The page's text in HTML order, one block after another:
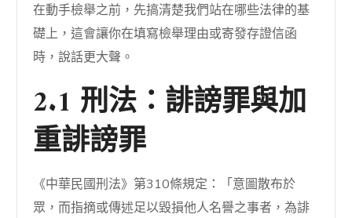
在動手檢舉之前，先搞清楚我們站在哪些法律的基
礎上，這會讓你在填寫檢舉理由或寄發存證信函
時，說話更大聲。
2.1 刑法：誹謗罪與加
重誹謗罪
《中華民國刑法》第310條規定：「意圖散布於
眾，而指摘或傳述足以毀損他人名譽之事者，為誹